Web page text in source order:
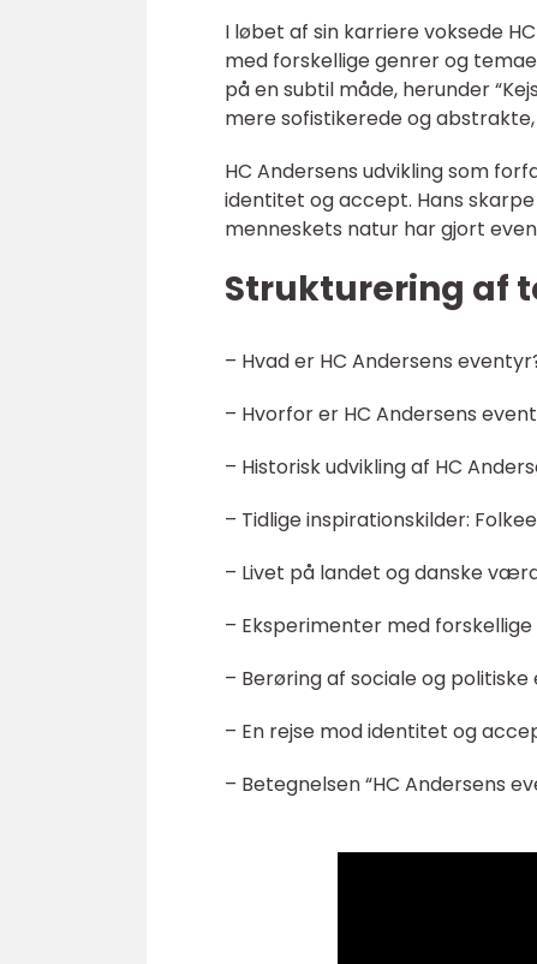
I løbet af sin karriere voksede
med forskellige genrer og
på en subtil måde, herunder
mere sofistikerede og
HC Andersens udvikling som
identitet og accept. Hans
menneskets natur har gjort
Strukturering af
– Hvad er HC Andersens
– Hvorfor er HC Andersens
– Historisk udvikling af HC
– Tidlige inspirationskilder:
– Livet på landet og danske
– Eksperimenter med
– Berøring af sociale og
– En rejse mod identitet og
– Betegnelsen “HC Andersens